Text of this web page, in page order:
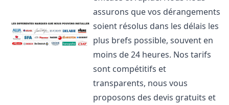
assurons que vos dérangements
soient résolus dans les délais les
plus brefs possible, souvent en
moins de 24 heures. Nos tarifs
sont compétitifs et
transparents, nous vous
proposons des devis gratuits et